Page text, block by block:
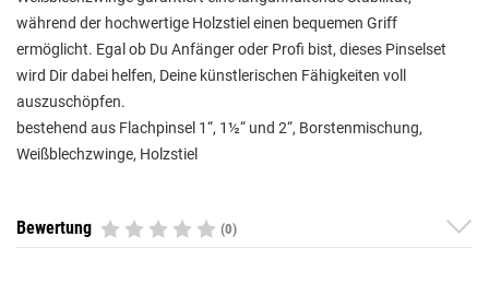
während der hochwertige Holzstiel einen bequemen Griff
ermöglicht. Egal ob Du Anfänger oder Profi bist, dieses Pinselset
wird Dir dabei helfen, Deine künstlerischen Fähigkeiten voll
auszuschöpfen.
bestehend aus Flachpinsel 1“, 1½“ und 2“, Borstenmischung,
Weißblechzwinge, Holzstiel
Bewertung (0)